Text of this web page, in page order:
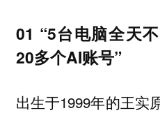
01 “5台电脑全天
20多个AI账号”
出生于1999年的王实